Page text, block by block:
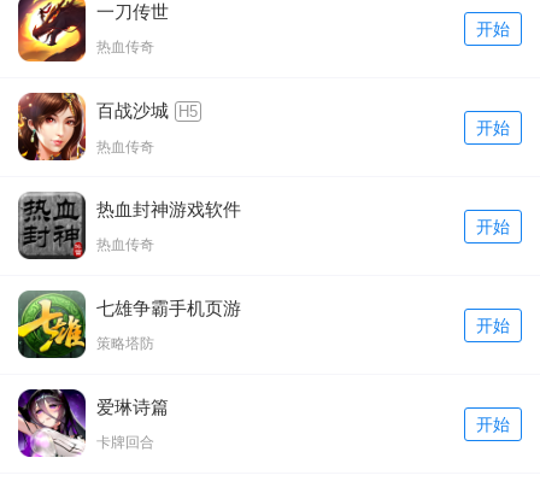
一刀传世
热血传奇
开始
百战沙城 H5
热血传奇
开始
热血封神游戏软件
热血传奇
开始
七雄争霸手机页游
策略塔防
开始
爱琳诗篇
卡牌回合
开始